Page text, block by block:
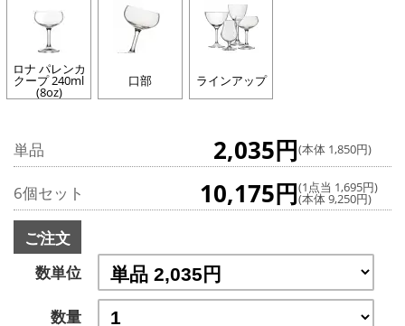
ロナ パレンカ
クープ 240ml
(8oz)
口部 ラインアップ
単品 2,035円(本体 1,850円)
6個セット 10,175円(1点当 1,695円)
(本体 9,250円)
ご注文
数単位
数量